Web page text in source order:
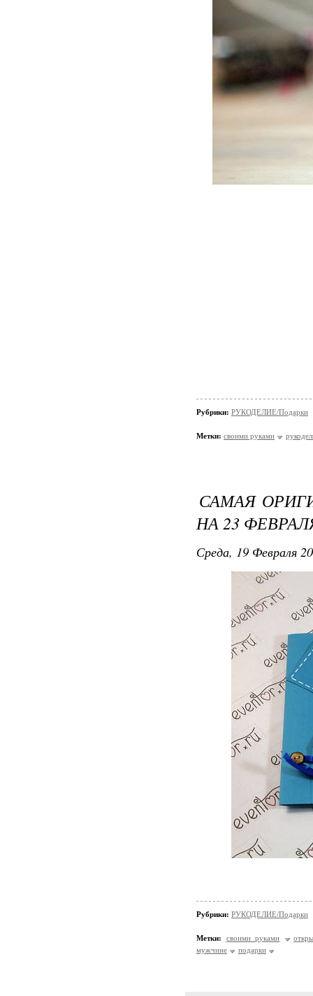
Рубрики: РУКОДЕЛИЕ/Подарки
Метки: своими руками
САМАЯ
НА 23
Среда, 19 Февраля
Рубрики: РУКОДЕЛИЕ/Подарки
Метки: своими руками
мужчине
подарки